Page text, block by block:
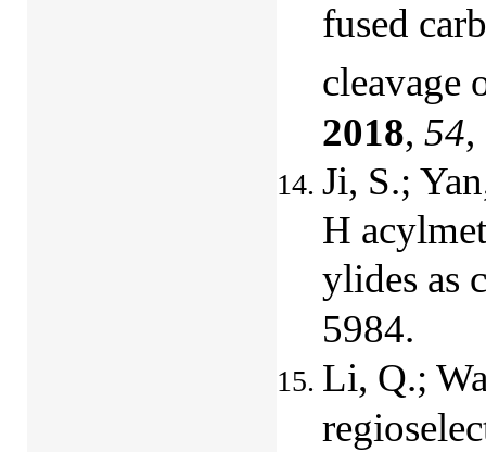
fused
cleavage
2018, 54,
Ji, S.;
H
ylides as
5984.
Li, Q.;